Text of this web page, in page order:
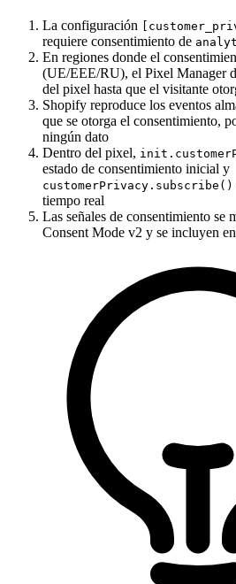
La configuración
requiere consentimiento de
En regiones donde el
(UE/EEE/RU), el Pixel Manager
del pixel hasta que el visitante
Shopify reproduce los eventos
que se otorga el consentimiento,
ningún dato
Dentro del pixel,
estado de consentimiento inicial y
customerPrivacy.subscribe()
tiempo real
Las señales de consentimiento se
Consent Mode v2 y se incluyen